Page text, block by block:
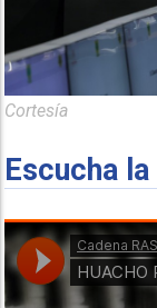
Cortesía
Escucha